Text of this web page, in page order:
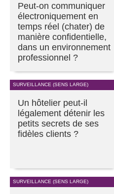
Peut-on communiquer
électroniquement en
temps réel (chater) de
manière confidentielle,
dans un environnement
professionnel ?
SURVEILLANCE (SENS LARGE)
Un hôtelier peut-il
légalement détenir les
petits secrets de ses
fidèles clients ?
SURVEILLANCE (SENS LARGE)